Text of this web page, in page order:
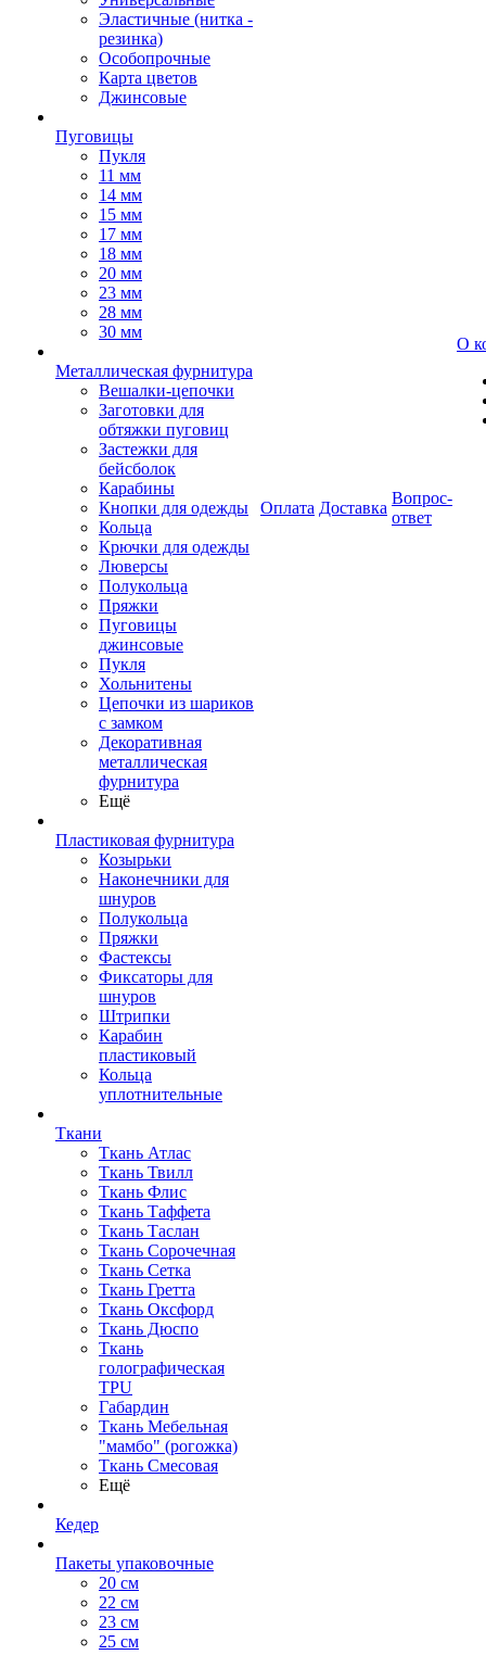
Эластичные (нитка -
резинка)
Особопрочные
Карта цветов
Джинсовые
Пуговицы
Пукля
11 мм
14 мм
15 мм
17 мм
18 мм
20 мм
23 мм
28 мм
30 мм
Металлическая фурнитура
Вешалки-цепочки
Заготовки для
обтяжки пуговиц
Застежки для
бейсболок
Карабины
Кнопки для одежды
Кольца
Крючки для одежды
Люверсы
Полукольца
Пряжки
Пуговицы
джинсовые
Пукля
Хольнитены
Цепочки из шариков
с замком
Декоративная
металлическая
фурнитура
Ещё
Пластиковая фурнитура
Козырьки
Наконечники для
шнуров
Полукольца
Пряжки
Фастексы
Фиксаторы для
шнуров
Штрипки
Карабин
пластиковый
Кольца
уплотнительные
Ткани
Ткань Атлас
Ткань Твилл
Ткань Флис
Ткань Таффета
Ткань Таслан
Ткань Сорочечная
Ткань Сетка
Ткань Гретта
Ткань Оксфорд
Ткань Дюспо
Ткань
голографическая
TPU
Габардин
Ткань Мебельная
"мамбо" (рогожка)
Ткань Смесовая
Ещё
Кедер
Пакеты упаковочные
20 см
22 см
23 см
25 см
Оплата Доставка
Вопрос-
ответ
О